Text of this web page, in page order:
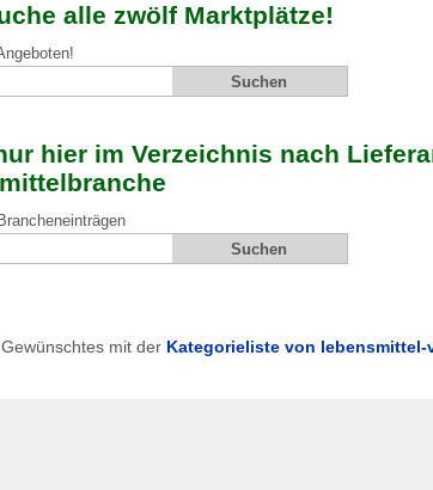
alle zwölf Marktplätze!
hier im Verzeichnis nach
mit der Kategorieliste von lebensmittel-